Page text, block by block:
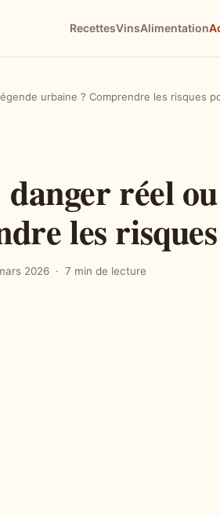
RecettesVinsAlimentation
urbaine ? Comprendre les risques
réel
les
2026 7 min de lecture